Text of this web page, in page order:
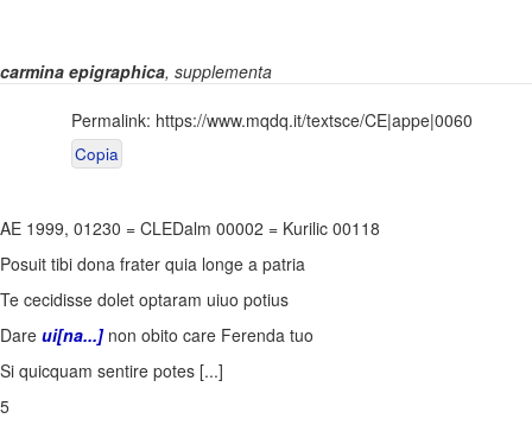
carmina epigraphica, supplementa
Permalink: https://www.mqdq.it/textsce/CE|appe|0060
Copia
AE 1999, 01230 = CLEDalm 00002 = Kurilic 00118
Posuit tibi dona frater quia longe a patria
Te cecidisse dolet optaram uiuo potius
Dare ui[na...]non obito care Ferenda tuo
Si quicquam sentire potes [...]
5